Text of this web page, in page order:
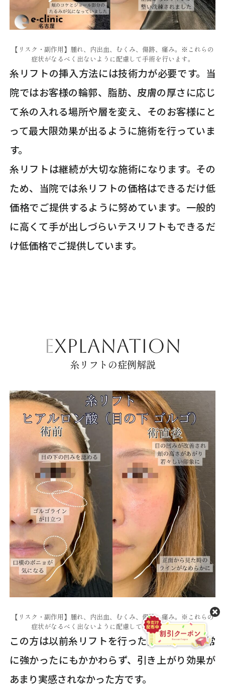
【リスク・副作用】腫れ、内出血、むくみ、傷跡、痛み。※これらの
症状がなるべく出ないように配慮して手術を行います。
糸リフトの挿入方法には技術力が必要です。当
院ではお客様の輪郭、脂肪、皮膚の厚さに応じ
て糸の入れる場所や層を変え、そのお客様にと
って最大限効果が出るように施術を行っていま
す。
糸リフトは継続が大切な施術になります。その
ため、当院では糸リフトの価格はできるだけ低
価格でご提供するように努めています。一般的
に高くて手が出しづらいテスリフトもできるだ
け低価格でご提供しています。
EXPLANATION
糸リフトの症例解説
【リスク・副作用】腫れ、内出血、むくみ、傷跡、痛み。※これらの
症状がなるべく出ないように配慮して手術を行います。
この方は以前糸リフトを行った際に痛みが非常
に強かったにもかかわらず、引き上がり効果が
あまり実感されなかった方です。